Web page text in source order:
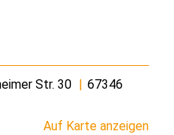
Str. 30
67346
Auf Karte anzeigen